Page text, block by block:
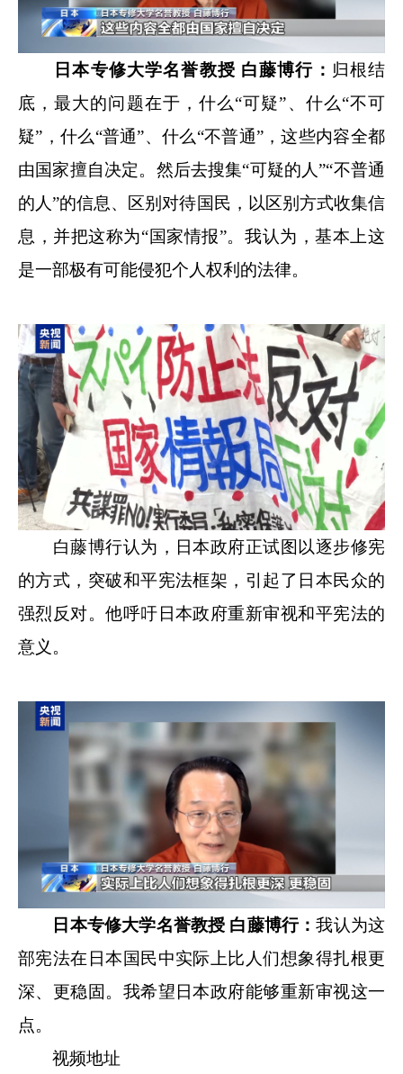
日本专修大学名誉教授 白藤博行： 归根结
底，最大的问题在于，什么“可疑”、什么“不可
疑”，什么“普通”、什么“不普通”，这些内容全都
由国家擅自决定。然后去搜集“可疑的人”“不普通
的人”的信息、区别对待国民，以区别方式收集信
息，并把这称为“国家情报”。我认为，基本上这
是一部极有可能侵犯个人权利的法律。
白藤博行认为，日本政府正试图以逐步修宪
的方式，突破和平宪法框架，引起了日本民众的
强烈反对。他呼吁日本政府重新审视和平宪法的
意义。
日本专修大学名誉教授 白藤博行：我认为这
部宪法在日本国民中实际上比人们想象得扎根更
深、更稳固。我希望日本政府能够重新审视这一
点。
视频地址